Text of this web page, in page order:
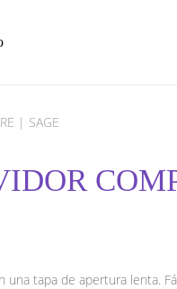
| SAGE
tapa de apertura lenta.